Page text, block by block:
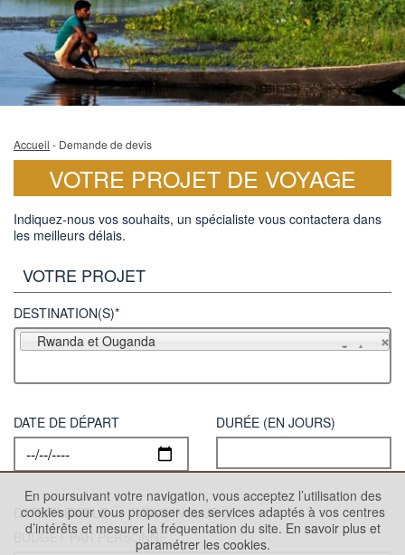
Accueil - Demande de devis
VOTRE PROJET DE VOYAGE
Indiquez-nous vos souhaits, un spécialiste vous contactera dans
les meilleurs délais.
VOTRE PROJET
DESTINATION(S)*
Rwanda et Ouganda
DATE DE DÉPART
DATE FLEXIBLE VOLS INCLUS
DURÉE (EN JOURS)
BUDGET PAR PERSONNE
En poursuivant votre navigation, vous acceptez l’utilisation des
cookies pour vous proposer des services adaptés à vos centres
d’intérêts et mesurer la fréquentation du site. En savoir plus et
paramétrer les cookies.